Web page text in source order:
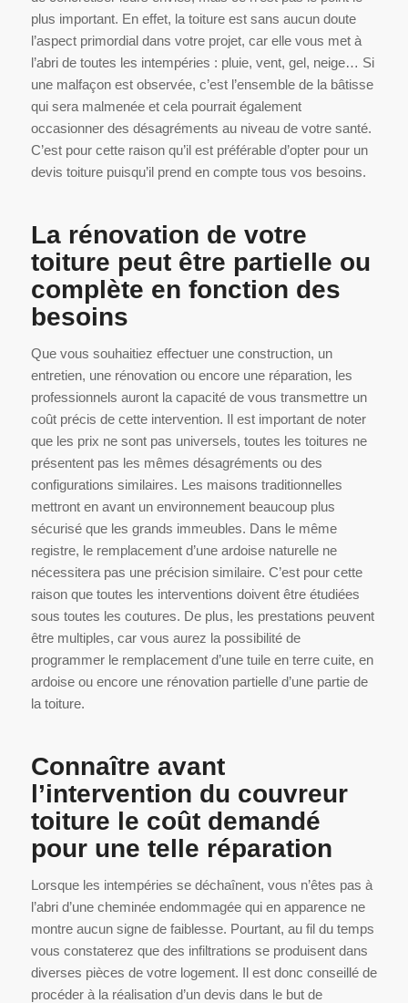
plus important. En effet, la toiture est sans aucun doute
l’aspect primordial dans votre projet, car elle vous met à
l’abri de toutes les intempéries : pluie, vent, gel, neige… Si
une malfaçon est observée, c’est l’ensemble de la bâtisse
qui sera malmenée et cela pourrait également
occasionner des désagréments au niveau de votre santé.
C’est pour cette raison qu’il est préférable d’opter pour un
devis toiture puisqu’il prend en compte tous vos besoins.
La rénovation de votre
toiture peut être partielle ou
complète en fonction des
besoins
Que vous souhaitiez effectuer une construction, un
entretien, une rénovation ou encore une réparation, les
professionnels auront la capacité de vous transmettre un
coût précis de cette intervention. Il est important de noter
que les prix ne sont pas universels, toutes les toitures ne
présentent pas les mêmes désagréments ou des
configurations similaires. Les maisons traditionnelles
mettront en avant un environnement beaucoup plus
sécurisé que les grands immeubles. Dans le même
registre, le remplacement d’une ardoise naturelle ne
nécessitera pas une précision similaire. C’est pour cette
raison que toutes les interventions doivent être étudiées
sous toutes les coutures. De plus, les prestations peuvent
être multiples, car vous aurez la possibilité de
programmer le remplacement d’une tuile en terre cuite, en
ardoise ou encore une rénovation partielle d’une partie de
la toiture.
Connaître avant
l’intervention du couvreur
toiture le coût demandé
pour une telle réparation
Lorsque les intempéries se déchaînent, vous n’êtes pas à
l’abri d’une cheminée endommagée qui en apparence ne
montre aucun signe de faiblesse. Pourtant, au fil du temps
vous constaterez que des infiltrations se produisent dans
diverses pièces de votre logement. Il est donc conseillé de
procéder à la réalisation d’un devis dans le but de